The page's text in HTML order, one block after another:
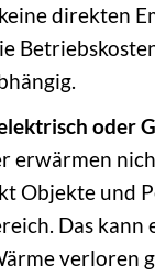
direkten
oder
erwärmen
Objekte und
Das kann
verloren